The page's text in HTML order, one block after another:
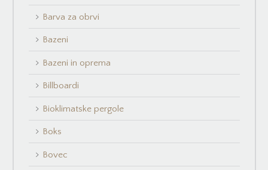
Barva za obrvi
Bazeni
Bazeni in oprema
Billboardi
Bioklimatske pergole
Boks
Bovec